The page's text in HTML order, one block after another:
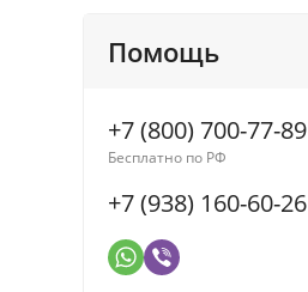
Помощь
+7 (800) 700-77-89
Бесплатно по РФ
+7 (938) 160-60-26